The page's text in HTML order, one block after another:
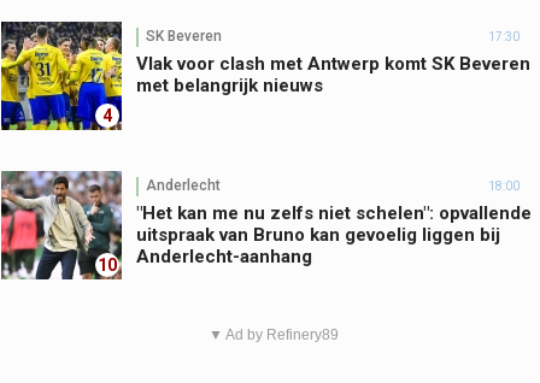
4
SK Beveren 17:30
Vlak voor clash met Antwerp komt SK Beveren
met belangrijk nieuws
10
Anderlecht 18:00
"Het kan me nu zelfs niet schelen": opvallende
uitspraak van Bruno kan gevoelig liggen bij
Anderlecht-aanhang
▼ Ad by Refinery89